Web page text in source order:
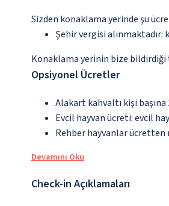
Sizden konaklama yerinde şu
Şehir vergisi alınmaktadır:
Konaklama yerinin bize
Opsiyonel Ücretler
Alakart kahvaltı kişi başına
Evcil hayvan ücreti: evcil
Rehber hayvanlar ücretten
Devamını Oku
Check-in Açıklamaları